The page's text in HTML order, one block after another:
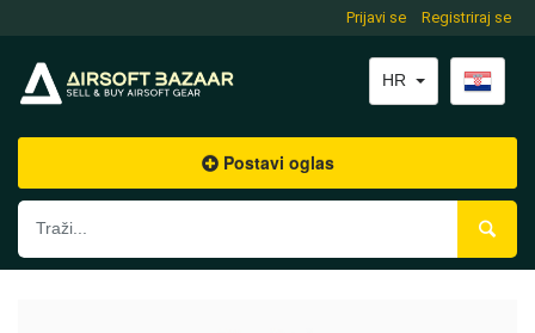
Prijavi se Registriraj se
HR
Postavi oglas